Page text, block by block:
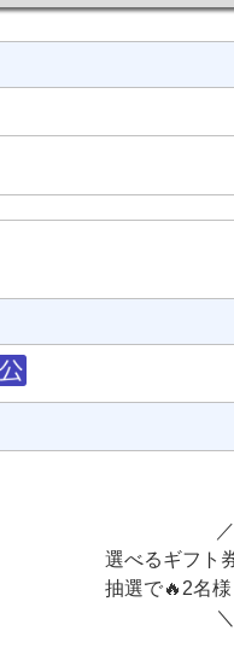
／
選べるギフト
抽選で🔥2名
＼